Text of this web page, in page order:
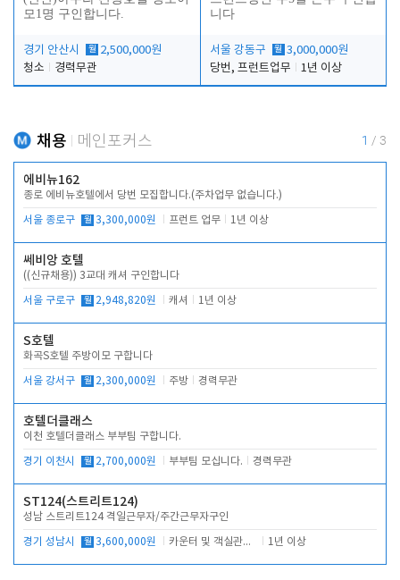
모1명 구인합니다.
경기 안산시 월 2,500,000원
청소
경력무관
니다
서울 강동구 월 3,000,000원
당번, 프런트업무
1년 이상
채용 메인포커스 1 / 3
에비뉴162
종로 에비뉴호텔에서 당번 모집합니다.(주차업무 없습니다.)
서울 종로구 월 3,300,000원 프런트 업무 1년 이상
쎄비앙 호텔
((신규채용)) 3교대 캐셔 구인합니다
서울 구로구 월 2,948,820원 캐셔 1년 이상
S호텔
화곡S호텔 주방이모 구합니다
서울 강서구 월 2,300,000원 주방 경력무관
호텔더클래스
이천 호텔더클래스 부부팀 구합니다.
경기 이천시 월 2,700,000원 부부팀 모십니다. 경력무관
ST124(스트리트124)
성남 스트리트124 격일근무자/주간근무자구인
경기 성남시 월 3,600,000원 카운터 및 객실관리 전반 1년 이상